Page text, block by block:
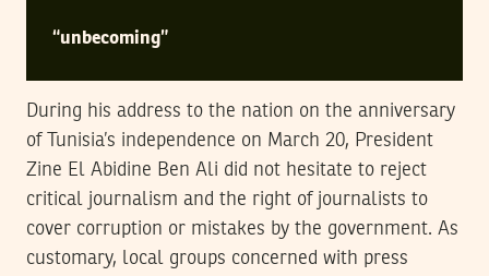
“unbecoming”
During his address to the nation on the anniversary
of Tunisia’s independence on March 20, President
Zine El Abidine Ben Ali did not hesitate to reject
critical journalism and the right of journalists to
cover corruption or mistakes by the government. As
customary, local groups concerned with press